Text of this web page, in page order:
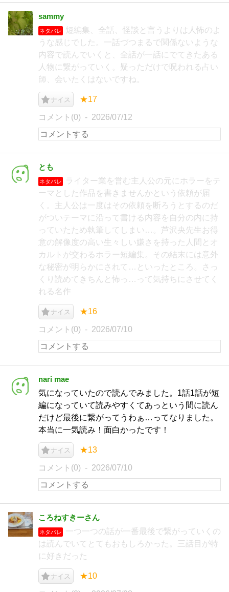
sammy
ネタバレ
短編集、全話、怪談と言うよりは人怖のよ
うな感じでした。一話づつまるで関係ないような
内容で読んでいくと、全話が一話にでてきたある
人物に繋がっていく。疑っただけで呪われる占い
師、会いたくはないですね。
ナイス ★17
コメント(0) 2026/07/12
とも
ネタバレ
ライター業を営む主人公の元にホラーをテ
ーマとした作品を書きませんかという依頼が届
く。主人公は一度はその依頼を断ろうとするのだ
がついテーマに沿って書ける内容を自分の内に持
っていたため執筆してしまい…。芦沢央先生お得
意の解像度の高い生々しい嫌さを持った人間とオ
カルトが交わるホラー短編集。その結末には意外
な秘密が明らかにされて…といったところ。さっ
くり読めてきちんと怖っ…って気持ちにさせてく
れる名作
ナイス ★16
コメント(0) 2026/07/10
nari mae
気になっていたので読んでみました。1話1話が短
編になっていて読みやすくてあっという間に読ん
だけど最後に繋がってうわぁ…ってなりました。
本当に一気読み！面白かったです！
ナイス ★13
コメント(0) 2026/07/10
ころねすきーさん
ネタバレ
一つ一つの話が一番最後で繋がっていくの
は読んでいてとてもおもしろかった。三話目が特
に好きだった
ナイス ★10